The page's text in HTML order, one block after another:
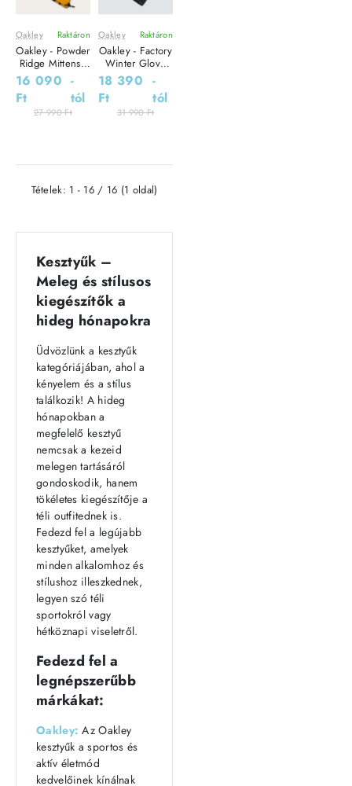
Kesztyűk –
Meleg és stílusos
kiegészítők a
hideg hónapokra
Üdvözlünk a kesztyűk
kategóriájában, ahol a
kényelem és a stílus
találkozik! A hideg
hónapokban a
megfelelő kesztyű
nemcsak a kezeid
melegen tartásáról
gondoskodik, hanem
tökéletes kiegészítője a
téli outfitednek is.
Fedezd fel a legújabb
kesztyűket, amelyek
minden alkalomhoz és
stílushoz illeszkednek,
legyen szó téli
sportokról vagy
hétköznapi viseletről.
Fedezd fel a
legnépszerűbb
márkákat:
Oakley: Az Oakley
kesztyűk a sportos és
aktív életmód
kedvelőinek kínálnak
Oakley Raktáron
Oakley - Powder
Ridge Mittens -
Uniszex
síkesztyű
16 090
Ft
-
tól
27 990 Ft
Oakley Raktáron
Oakley - Factory
Winter Glove
2.0 - Férfi
síkesztyű
18 390
Ft
-
tól
31 990 Ft
Tételek: 1 - 16 / 16 (1 oldal)